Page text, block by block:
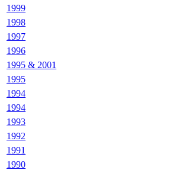
1999
1998
1997
1996
1995 & 2001
1995
1994
1994
1993
1992
1991
1990